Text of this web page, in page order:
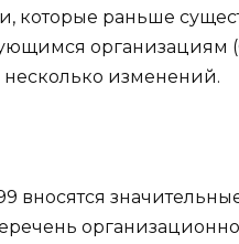
которые раньше
организациям
изменений.
вносятся